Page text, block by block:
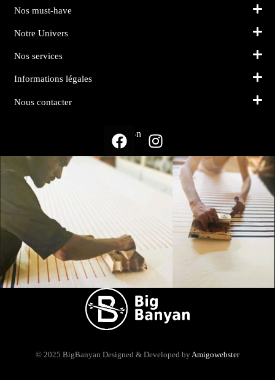
Nos must-have
Notre Univers
Nos services
Informations légales
Nous contacter
Suivez-nous sur
© 2025 BigBanyan Designed & Developed byAmigowebster